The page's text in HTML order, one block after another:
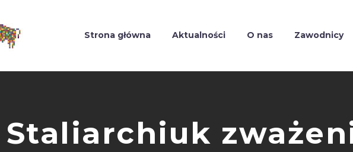
Strona główna Aktualności O nas Zawodnicy